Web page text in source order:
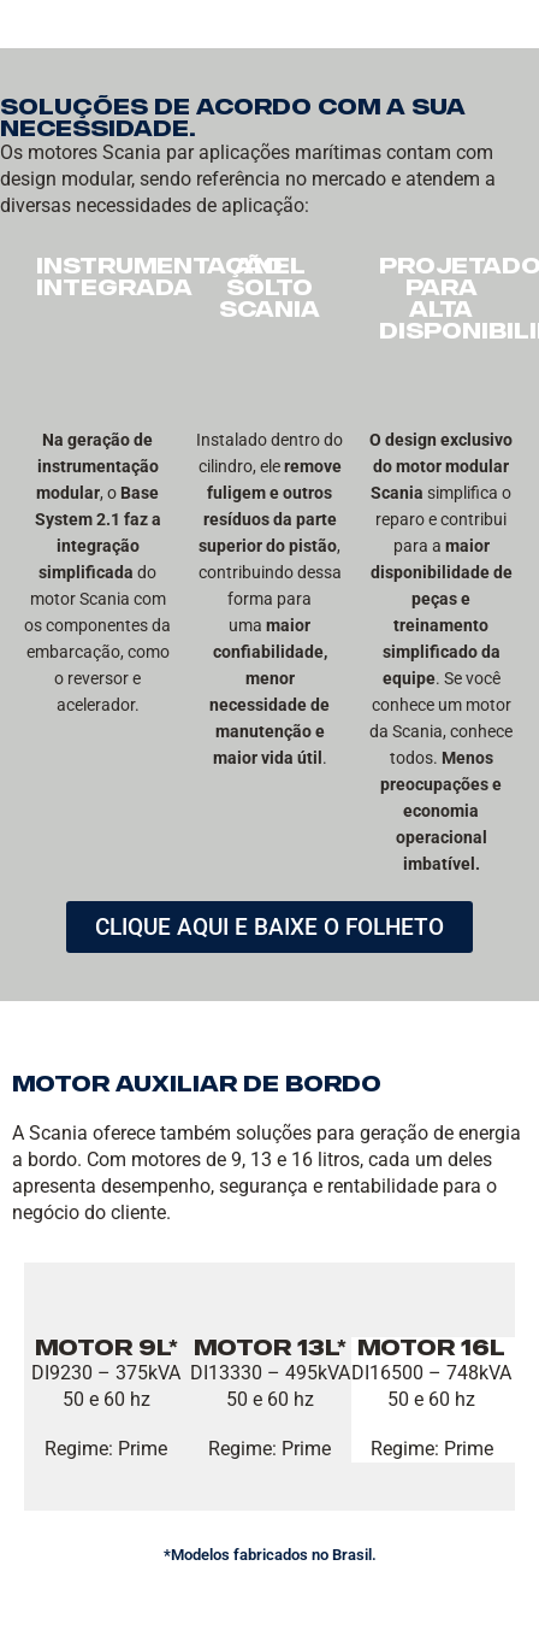
Soluções de acordo com a sua
necessidade.
Os motores Scania par aplicações marítimas contam com
design modular, sendo referência no mercado e atendem a
diversas necessidades de aplicação:
instrumentação
integrada
Na geração de
instrumentação
modular, o Base
System 2.1 faz a
integração
simplificadado
motor Scania com
os componentes da
embarcação, como
o reversor e
acelerador.
ANEL
SOLTO
SCANIA
Instalado dentro do
cilindro, eleremove
fuligem e outros
resíduos da parte
superior do pistão,
contribuindo dessa
forma para
uma maior
confiabilidade,
menor
necessidade de
manutenção e
maior vida útil .
PARA
ALTA
O design exclusivo
do motor modular
Scania simplifica o
reparo e contribui
para a maior
disponibilidade de
peças e
treinamento
simplificado da
equipe. Se você
conhece um motor
da Scania, conhece
todos. Menos
preocupações e
economia
operacional
imbatível.
CLIQUE AQUI E BAIXE O FOLHETO
Motor Auxiliar de Bordo
A Scania oferece também soluções para geração de energia
a bordo. Com motores de 9, 13 e 16 litros, cada um deles
apresenta desempenho, segurança e rentabilidade para o
negócio do cliente.
Motor 9L*
DI9230 – 375kVA
50 e 60 hz
Regime: Prime
Motor 13L*
DI13330 – 495kVA
50 e 60 hz
Regime: Prime
Motor 16L
DI16500 – 748kVA
50 e 60 hz
Regime: Prime
*Modelos fabricados no Brasil.